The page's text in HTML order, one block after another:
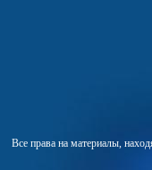
Все права на материалы,